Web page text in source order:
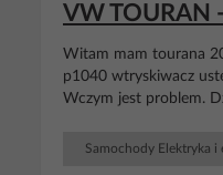
VW TOURAN
Witam mam tourana
p1040 wtryskiwacz
Wczym jest problem.
Samochody Elektryka i